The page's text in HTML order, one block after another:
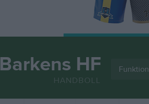
Barkens HF
HANDBOLL